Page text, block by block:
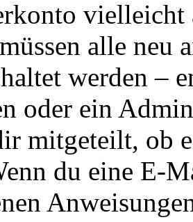
alle neu
werden –
oder ein
mitgeteilt, ob
du eine E-